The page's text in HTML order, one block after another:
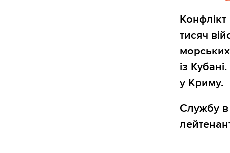
тисяч
морських
із
у Криму.
Службу в